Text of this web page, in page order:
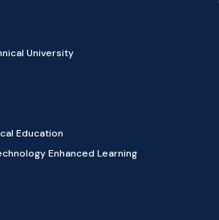
University
Education
Enhanced Learning